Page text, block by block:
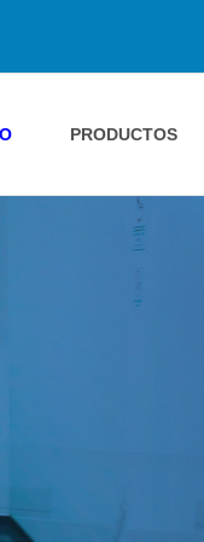
PRODUCTOS